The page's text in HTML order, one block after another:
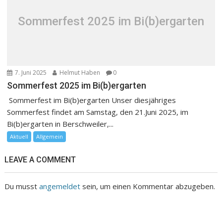
Sommerfest 2025 im Bi(b)ergarten
7. Juni 2025 Helmut Haben 0
Sommerfest 2025 im Bi(b)ergarten
Sommerfest im Bi(b)ergarten Unser diesjähriges
Sommerfest findet am Samstag, den 21.Juni 2025, im
Bi(b)ergarten in Berschweiler,...
Aktuell Allgemein
LEAVE A COMMENT
Du musstangemeldet sein, um einen Kommentar abzugeben.